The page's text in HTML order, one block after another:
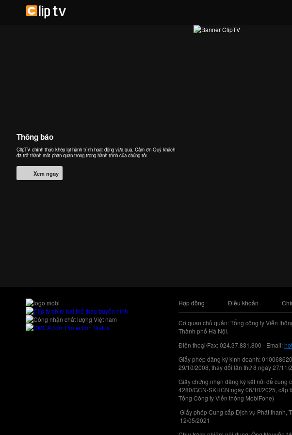
Thông báo
ClipTV chính thức khép lại hành trình hoạt động vừa qua. Cảm ơn Quý khách
đã trở thành một phần quan trọng trong hành trình của chúng tôi.
Xem ngay
Hợp đồng Điều khoản
Cơ quan chủ quản: Tổng công ty Viễn
Thành phố Hà Nội.
Điện thoại/Fax: 024.37.831.800 - Email:
Giấy phép đăng ký kinh doanh:
29/10/2008, thay đổi lần thứ 8 ngày 27/11/
Giấy chứng nhận đăng ký kết nối để cung
4280/GCN-SKHCN ngày 06/10/2025, cấp
Tổng Công ty Viễn thông MobiFone)
Giấy phép Cung cấp Dịch vụ Phát thanh,
12/05/2021